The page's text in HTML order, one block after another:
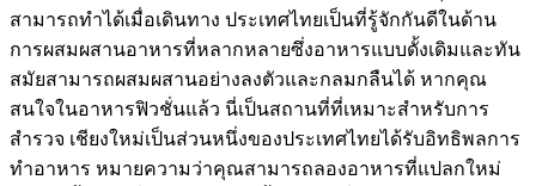
สามารถทำได้เมื่อเดินทาง ประเทศไทยเป็นที่รู้จักกันดีในด้าน
การผสมผสานอาหารที่หลากหลายซึ่งอาหารแบบดั้งเดิมและทัน
สมัยสามารถผสมผสานอย่างลงตัวและกลมกลืนได้ หากคุณ
สนใจในอาหารฟิวชั่นแล้ว นี่เป็นสถานที่ที่เหมาะสำหรับการ
สำรวจ เชียงใหม่เป็นส่วนหนึ่งของประเทศไทยได้รับอิทธิพลการ
ทำอาหาร หมายความว่าคุณสามารถลองอาหารที่แปลกใหม่